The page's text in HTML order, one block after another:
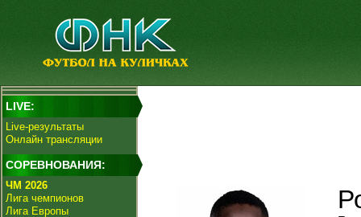
LIVE:
Live-результаты
Онлайн трансляции
СОРЕВНОВАНИЯ:
ЧМ 2026
Лига чемпионов
Лига Европы